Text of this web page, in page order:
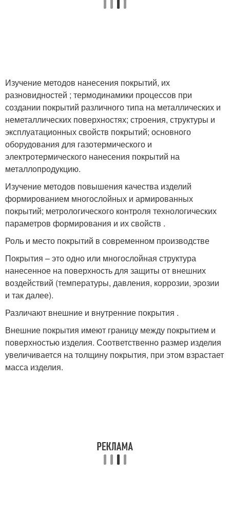
Изучение методов нанесения покрытий, их
разновидностей ; термодинамики процессов при
создании покрытий различного типа на металлических и
неметаллических поверхностях; строения, структуры и
эксплуатационных свойств покрытий; основного
оборудования для газотермического и
электротермического нанесения покрытий на
металлопродукцию.
Изучение методов повышения качества изделий
формированием многослойных и армированных
покрытий; метрологического контроля технологических
параметров формирования и их свойств .
Роль и место покрытий в современном производстве
Покрытия – это одно или многослойная структура
нанесенное на поверхность для защиты от внешних
воздействий (температуры, давления, коррозии, эрозии
и так далее).
Различают внешние и внутренние покрытия .
Внешние покрытия имеют границу между покрытием и
поверхностью изделия. Соответственно размер изделия
увеличивается на толщину покрытия, при этом взрастает
масса изделия.